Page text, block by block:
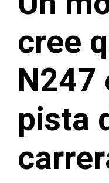
cree
N247
pista